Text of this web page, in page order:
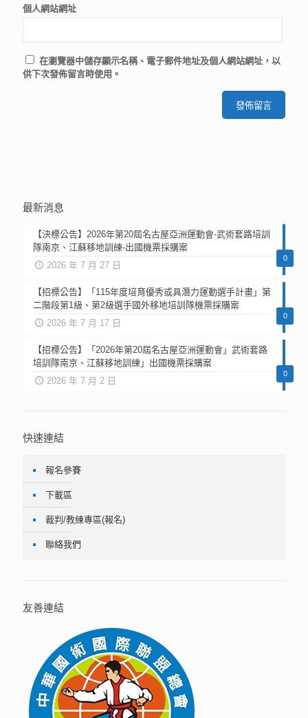
個人網站網址
在瀏覽器中儲存顯示名稱、電子郵件地址及個人網站網址，以
供下次發佈留言時使用。
最新消息
0
【決標公告】2026年第20屆名古屋亞洲運動會-武術套路培訓
隊南京、江蘇移地訓練-出國機票採購案
2026 年 7 月 27 日
0
【招標公告】「115年度培育優秀或具潛力運動選手計畫」第
二階段第1級、第2級選手國外移地培訓隊機票採購案
2026 年 7 月 17 日
0
【招標公告】「2026年第20屆名古屋亞洲運動會」武術套路
培訓隊南京、江蘇移地訓練」出國機票採購案
2026 年 7 月 2 日
快速連結
報名參賽
下載區
裁判/教練專區(報名)
聯絡我們
友善連結